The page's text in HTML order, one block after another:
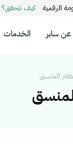
الرقمية كيف تتحقق؟
عن سابر الخدمات
المنسق